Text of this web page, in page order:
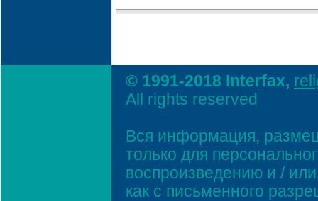
© 1991-2018 Interfax,
All rights reserved
Вся информация,
только для
воспроизведению и /
как с письменного